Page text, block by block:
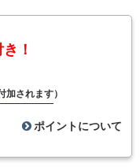
！
加されます）
ポイントについて